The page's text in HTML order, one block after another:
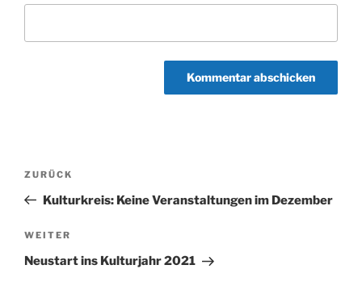
Beitragsnavigation
Vorheriger
Beitrag
ZURÜCK
Kulturkreis: Keine Veranstaltungen im Dezember
Nächster
Beitrag
WEITER
Neustart ins Kulturjahr 2021